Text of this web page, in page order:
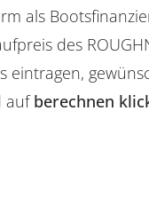
als
des
eintragen,
aufberechnen